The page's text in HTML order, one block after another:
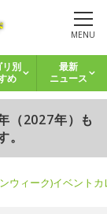
MENU
別
め
最新
ニュース
（2027年）も
ウィーク)イベント